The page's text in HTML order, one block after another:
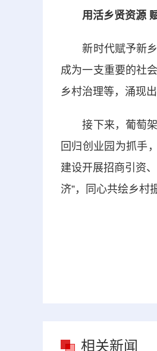
用活乡贤资源
新时代赋予新乡
成为一支重要的社
乡村治理等，涌现
接下来，葡萄架
回归创业园为抓手
建设开展招商引资
济”，同心共绘乡村
相关新闻